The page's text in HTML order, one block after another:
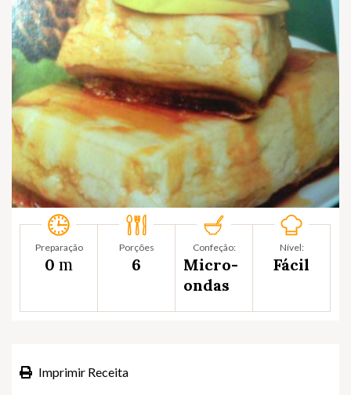
Preparação
0 m
Porções
6
Confeção:
Micro-
ondas
Nível:
Fácil
Imprimir Receita